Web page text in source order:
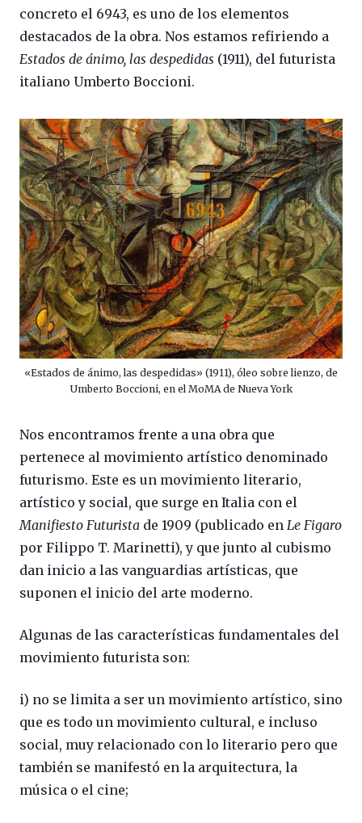
concreto el 6943, es uno de los elementos
destacados de la obra. Nos estamos refiriendo a
Estados de ánimo, las despedidas (1911), del futurista
italiano Umberto Boccioni.
«Estados de ánimo, las despedidas» (1911), óleo sobre lienzo, de
Umberto Boccioni, en el MoMA de Nueva York
Nos encontramos frente a una obra que
pertenece al movimiento artístico denominado
futurismo. Este es un movimiento literario,
artístico y social, que surge en Italia con el
Manifiesto Futurista de 1909 (publicado en Le Figaro
por Filippo T. Marinetti), y que junto al cubismo
dan inicio a las vanguardias artísticas, que
suponen el inicio del arte moderno.
Algunas de las características fundamentales del
movimiento futurista son:
i) no se limita a ser un movimiento artístico, sino
que es todo un movimiento cultural, e incluso
social, muy relacionado con lo literario pero que
también se manifestó en la arquitectura, la
música o el cine;